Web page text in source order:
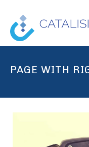
PAGE WITH